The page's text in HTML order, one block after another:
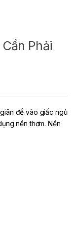
Phải
để vào giấc ngủ
nến thơm. Nến